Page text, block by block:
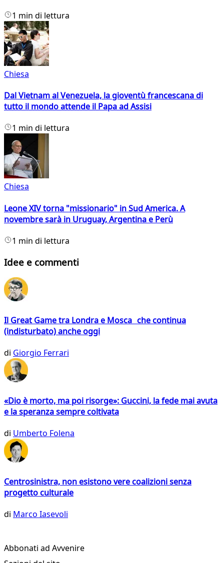
1 min di lettura
Chiesa
Dal Vietnam al Venezuela, la gioventù francescana di
tutto il mondo attende il Papa ad Assisi
1 min di lettura
Chiesa
Leone XIV torna "missionario" in Sud America. A
novembre sarà in Uruguay, Argentina e Perù
1 min di lettura
Idee e commenti
Il Great Game tra Londra e Mosca che continua
(indisturbato) anche oggi
di Giorgio Ferrari
«Dio è morto, ma poi risorge»: Guccini, la fede mai avuta
e la speranza sempre coltivata
di Umberto Folena
Centrosinistra, non esistono vere coalizioni senza
progetto culturale
di Marco Iasevoli
Abbonati ad Avvenire